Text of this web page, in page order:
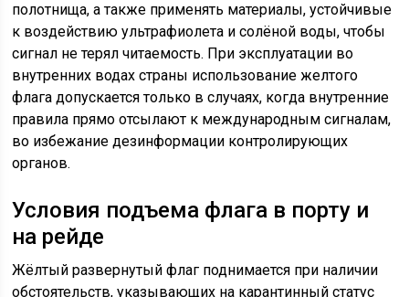
полотнища, а также применять материалы, устойчивые
к воздействию ультрафиолета и солёной воды, чтобы
сигнал не терял читаемость. При эксплуатации во
внутренних водах страны использование желтого
флага допускается только в случаях, когда внутренние
правила прямо отсылают к международным сигналам,
во избежание дезинформации контролирующих
органов.
Условия подъема флага в порту и
на рейде
Жёлтый развернутый флаг поднимается при наличии
обстоятельств, указывающих на карантинный статус